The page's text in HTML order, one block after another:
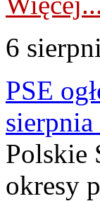
6
PSE
sierpnia
Polskie
okresy